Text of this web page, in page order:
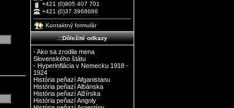
+421 (0)905 407 701
+421 (0)37 3968686
Kontaktný formulár
.::Dôležité odkazy
- Ako sa zrodila mena
Slovenského štátu
- Hyperinflácia v Nemecku 1918 -
1924
História peňazí Afganistanu
História peňazí Albánska
História peňazí Alžírska
História peňazí Angoly